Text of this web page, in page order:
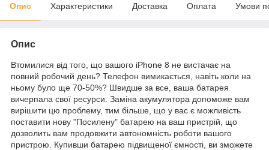
Опис Характеристики Доставка Оплата Умови
Опис
Втомилися від того, що вашого iPhone 8 не вистачає на
повний робочий день? Телефон вимикається, навіть коли на
ньому було ще 70-50%? Швидше за все, ваша батарея
вичерпала свої ресурси. Заміна акумулятора допоможе вам
вирішити цю проблему, тим більше, що у вас є можливість
поставити нову "Посилену" батарею на ваш пристрій, що
дозволить вам продовжити автономність роботи вашого
пристрою. Купивши батарею підвищеної ємності, ви зможете